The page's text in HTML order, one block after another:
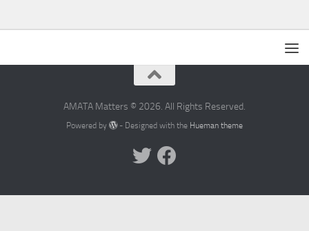
AMATA Matters © 2026. All Rights Reserved.
Powered by - Designed with the Hueman theme